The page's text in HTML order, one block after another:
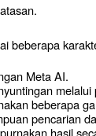
beberapa
Meta AI.
melalui
beberapa
pencarian
hasil